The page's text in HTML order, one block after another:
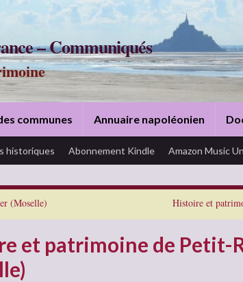
– Communiqués
communes Annuaire napoléonien
historiques Abonnement Kindle Amazon Music
(Moselle) Histoire et
et patrimoine de Petit-